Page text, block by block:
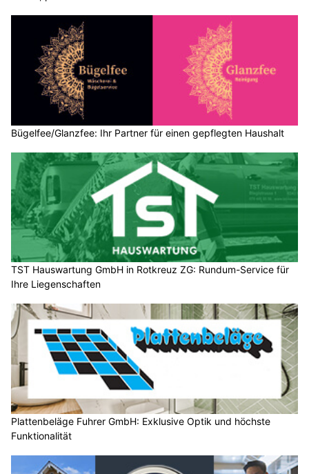
Bügelfee/Glanzfee: Ihr Partner für einen gepflegten Haushalt
TST Hauswartung GmbH in Rotkreuz ZG: Rundum-Service für
Ihre Liegenschaften
Plattenbeläge Fuhrer GmbH: Exklusive Optik und höchste
Funktionalität